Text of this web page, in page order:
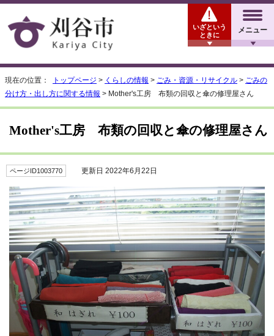
メニュー
いざという
ときに
現在の位置： トップページ > くらしの情報 > ごみ・資源・リサイクル > ごみの
分け方・出し方に関する情報 > Mother's工房 布類の回収と傘の修理屋さん
Mother's工房 布類の回収と傘の修理屋さん
ページID1003770 更新日 2022年6月22日